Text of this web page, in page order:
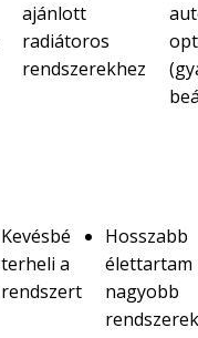
ajánlott
radiátoros
rendszerekhez
Kevésbé
terheli a
rendszert
Hosszabb
élettartam
nagyobb